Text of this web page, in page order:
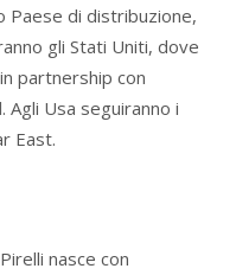
Paese di distribuzione,
gli Stati Uniti, dove
partnership con
Usa seguiranno i
East.
nasce con